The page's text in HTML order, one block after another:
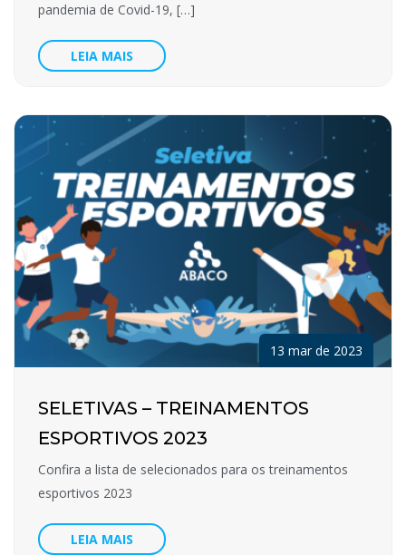
pandemia de Covid-19, […]
LEIA MAIS
13 mar de 2023
SELETIVAS – TREINAMENTOS
ESPORTIVOS 2023
Confira a lista de selecionados para os treinamentos
esportivos 2023
LEIA MAIS